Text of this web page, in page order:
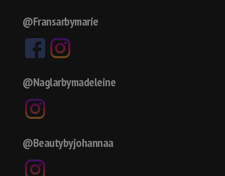
@Fransarbymarie
@Naglarbymadeleine
@Beautybyjohannaa